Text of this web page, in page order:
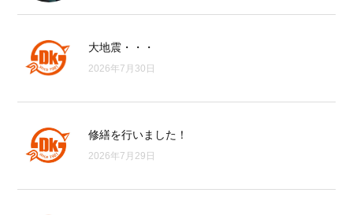
大地震・・・
2026年7月30日
修繕を行いました！
2026年7月29日